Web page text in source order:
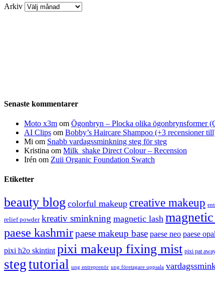
Arkiv
Senaste kommentarer
Moto x3m om Ögonbryn – Plocka olika ögonbrynsformer
AI Clips om Bobby’s Haircare Shampoo (+3 recensioner
Mi om Snabb vardagssminkning steg för steg
Kristina om Milk_shake Direct Colour – Recension
Irén om Zuii Organic Foundation Swatch
Etiketter
beauty blog colorful makeup creative makeup
relief powder kreativ sminkning magnetic lash
paese kashmirpaese makeup base paese neo paese opal
pixi h2o skintint pixi makeup fixing mist pixi pat
stegtutorial ung entreprenör ung företagare uppsala